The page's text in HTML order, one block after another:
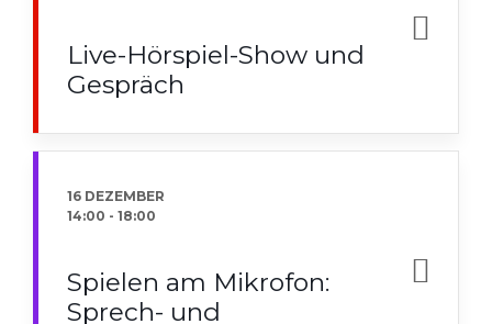
Live-Hörspiel-Show und
Gespräch
16 DEZEMBER
14:00 - 18:00
Spielen am Mikrofon:
Sprech- und